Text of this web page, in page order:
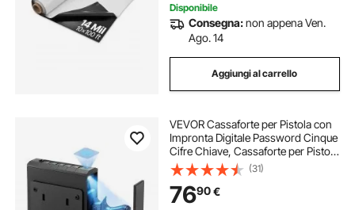
saldatore plastica saldatore plastiche
saldatori plastica
Disponibile
Consegna:non appena Ven.
Ago. 14
Aggiungi al carrello
VEVOR Cassaforte per Pistola con
Impronta Digitale Password Cinque
Cifre Chiave, Cassaforte per Pistole
con Illuminazione per 1 Pistola e
caricatore 23 x 7 x 32 cm, Custodia
per Pistola per Comodino
(31)
7690€